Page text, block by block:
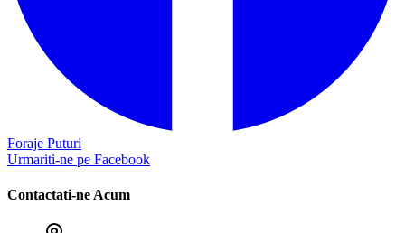
Foraje Puturi
Urmariti-ne pe Facebook
Contactati-ne Acum